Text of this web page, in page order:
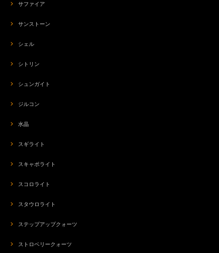
サファイア
サンストーン
シェル
シトリン
シュンガイト
ジルコン
水晶
スギライト
スキャポライト
スコロライト
スタウロライト
ステップアップクォーツ
ストロベリークォーツ